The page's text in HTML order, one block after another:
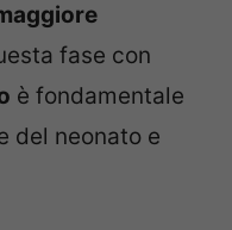
fase con
è fondamentale
del neonato e